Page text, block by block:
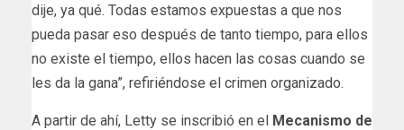
dije, ya qué. Todas estamos expuestas a que nos
pueda pasar eso después de tanto tiempo, para ellos
no existe el tiempo, ellos hacen las cosas cuando se
les da la gana”, refiriéndose el crimen organizado.
A partir de ahí, Letty se inscribió en el Mecanismo de